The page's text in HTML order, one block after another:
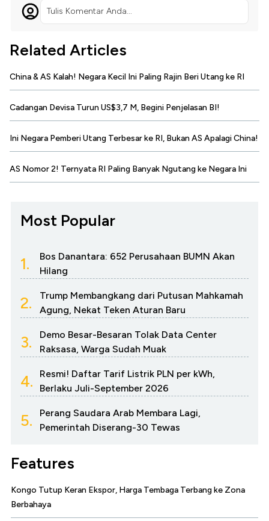
Tulis Komentar Anda...
Related Articles
China & AS Kalah! Negara Kecil Ini Paling Rajin Beri Utang ke RI
Cadangan Devisa Turun US$3,7 M, Begini Penjelasan BI!
Ini Negara Pemberi Utang Terbesar ke RI, Bukan AS Apalagi China!
AS Nomor 2! Ternyata RI Paling Banyak Ngutang ke Negara Ini
Most Popular
1.
Bos Danantara: 652 Perusahaan BUMN Akan
Hilang
2.
Trump Membangkang dari Putusan Mahkamah
Agung, Nekat Teken Aturan Baru
3.
Demo Besar-Besaran Tolak Data Center
Raksasa, Warga Sudah Muak
4.
Resmi! Daftar Tarif Listrik PLN per kWh,
Berlaku Juli-September 2026
5.
Perang Saudara Arab Membara Lagi,
Pemerintah Diserang-30 Tewas
Features
Kongo Tutup Keran Ekspor, Harga Tembaga Terbang ke Zona
Berbahaya